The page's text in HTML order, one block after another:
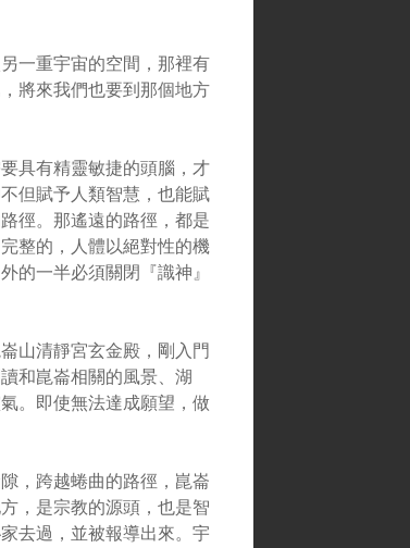
一重宇宙的空間，那裡有
將來我們也要到那個地方
具有精靈敏捷的頭腦，才
但賦予人類智慧，也能賦
徑。那遙遠的路徑，都是
整的，人體以絕對性的機
的一半必須關閉『識神』
山清靜宮玄金殿，剛入門
和崑崙相關的風景、湖
。即使無法達成願望，做
，跨越蜷曲的路徑，崑崙
，是宗教的源頭，也是智
去過，並被報導出來。宇